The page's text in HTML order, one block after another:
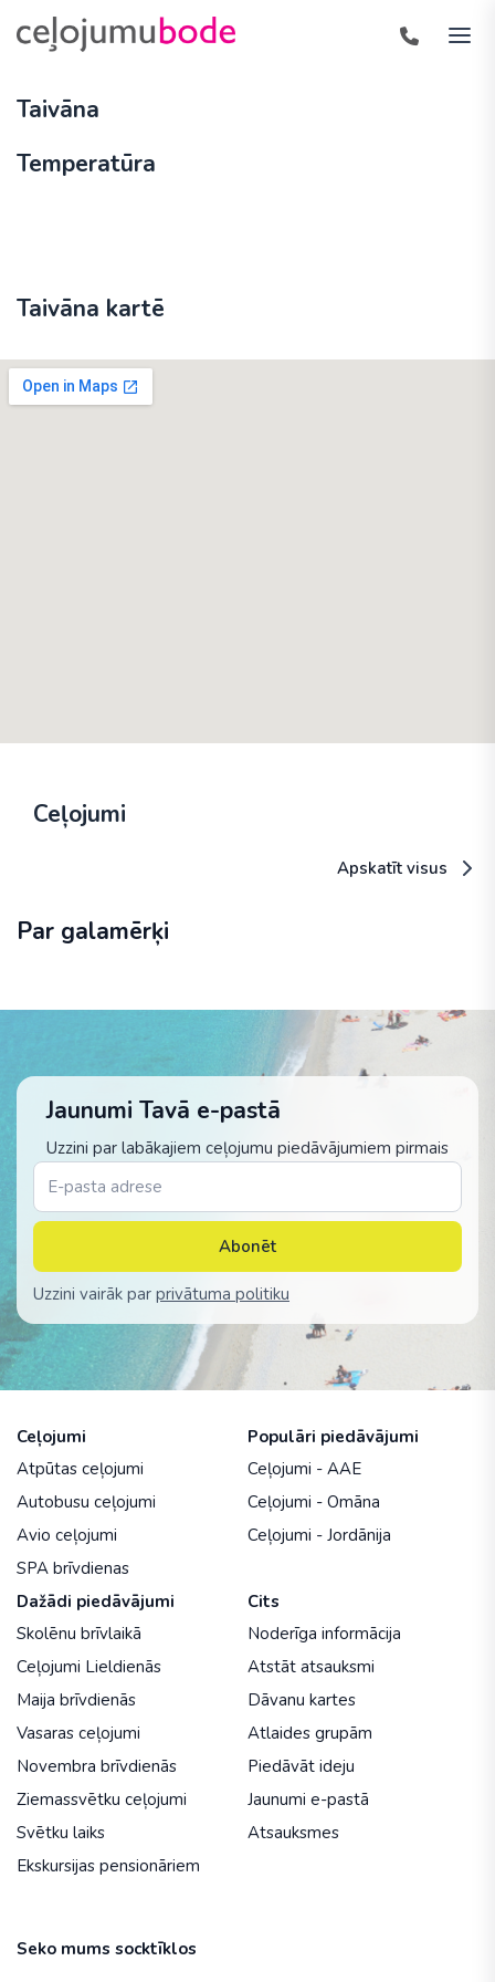
Taivāna
Temperatūra
Taivāna kartē
Ceļojumi
Apskatīt visus
Par galamērķi
Jaunumi Tavā e-pastā
Uzzini par labākajiem ceļojumu piedāvājumiem pirmais
Abonēt
Uzzini vairāk par privātuma politiku
Ceļojumi
Atpūtas ceļojumi
Autobusu ceļojumi
Avio ceļojumi
SPA brīvdienas
Populāri piedāvājumi
Ceļojumi - AAE
Ceļojumi - Omāna
Ceļojumi - Jordānija
Dažādi piedāvājumi
Skolēnu brīvlaikā
Ceļojumi Lieldienās
Maija brīvdienās
Vasaras ceļojumi
Novembra brīvdienās
Ziemassvētku ceļojumi
Svētku laiks
Ekskursijas pensionāriem
Cits
Noderīga informācija
Atstāt atsauksmi
Dāvanu kartes
Atlaides grupām
Piedāvāt ideju
Jaunumi e-pastā
Atsauksmes
Seko mums socktīklos